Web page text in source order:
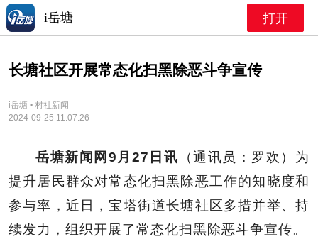
i岳塘 打开